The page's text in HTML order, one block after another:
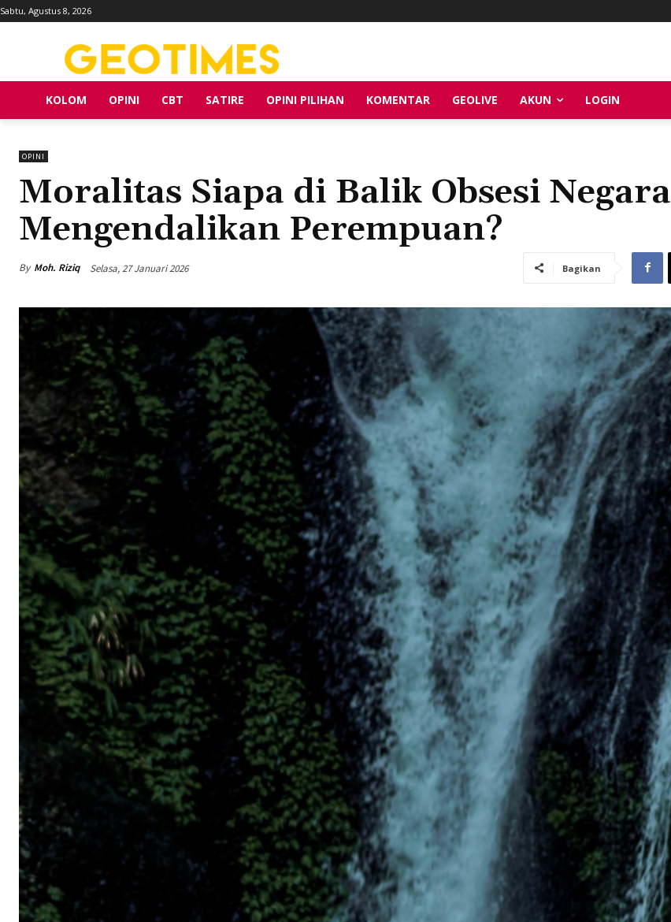
Sabtu, Agustus 8, 2026
KOLOM OPINI CBT SATIRE OPINI PILIHAN KOMENTAR GEOLIVE AKUN LOGIN
OPINI
Moralitas Siapa di Balik Obsesi Negara
Mengendalikan Perempuan?
By Moh. Riziq Selasa, 27 Januari 2026 Bagikan